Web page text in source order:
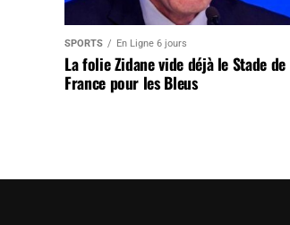
SPORTS En Ligne 6 jours
La folie Zidane vide déjà le Stade de
France pour les Bleus